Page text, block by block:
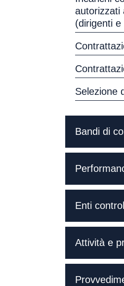
autorizzati
(dirigenti e
Selezione
Bandi di
Enti
Attività e